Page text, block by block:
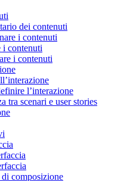
dei contenuti
i contenuti
i contenuti
i contenuti
l’interazione
tra scenari e user stories
composizione